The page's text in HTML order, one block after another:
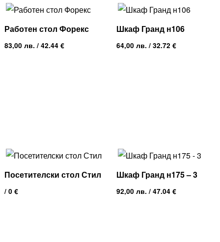
Работен стол Форекс
83,00 лв. / 42.44 €
Шкаф Гранд н106
64,00лв. / 32.72 €
Посетителски стол Стил
/ 0 €
Шкаф Гранд н175 – 3
92,00лв. / 47.04 €